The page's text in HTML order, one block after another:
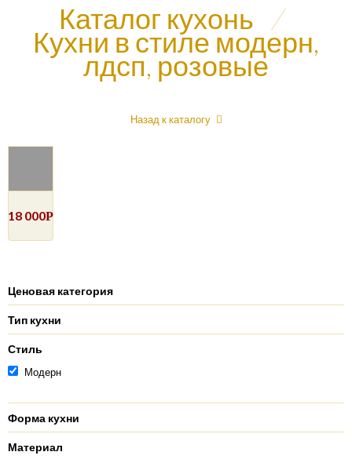
Каталог кухонь /
Кухни в стиле модерн,
лдсп, розовые
Назад к каталогу
18 000Р
Ценовая категория
Тип кухни
Стиль
Модерн
Форма кухни
Материал